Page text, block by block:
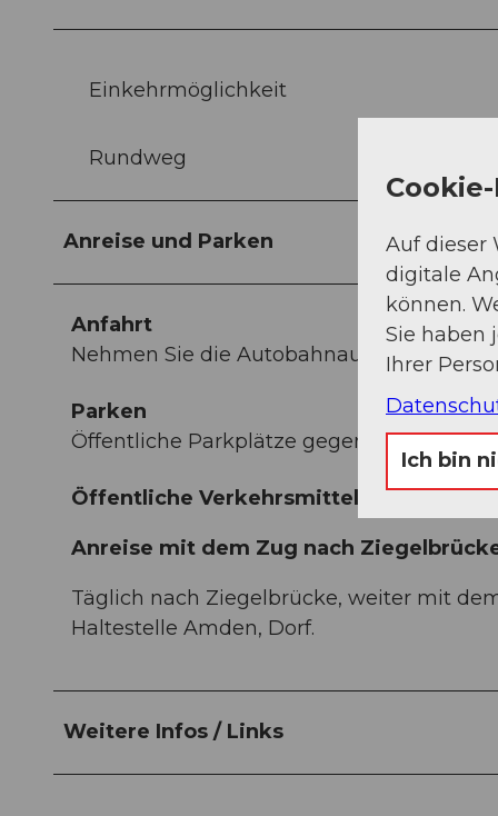
Einkehrmöglichkeit
Rundweg
Anreise und Parken
Anfahrt
Nehmen Sie die Autobahnausfahrt
Parken
Öffentliche Parkplätze gegenüber der
Öffentliche Verkehrsmittel
Anreise mit dem Zug nach
Täglich nach Ziegelbrücke, weiter mit
Haltestelle Amden, Dorf.
Weitere Infos / Links
Auf dieser
digitale
können.
Sie haben
Ihrer
Ich bin